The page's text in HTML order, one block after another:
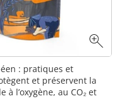
: pratiques et
et préservent la
l’oxygène, au CO₂ et